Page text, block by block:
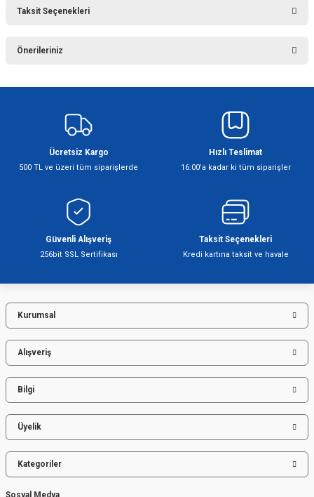
Taksit Seçenekleri
Önerileriniz
Görüş ve önerileriniz için teşekkür ederiz.
Ürün resmi kalitesiz, bozuk veya görüntülenemiyor.
Ürün bilgilerinde hatalar bulunuyor.
Ürün fiyatı diğer sitelerden daha pahalı.
Bu ürüne benzer farklı alternatifler olmalı.
Gönder
Ücretsiz Kargo
500 TL ve üzeri tüm siparişlerde
Hızlı Teslimat
16:00’a kadar ki tüm siparişler
Güvenli Alışveriş
256bit SSL Sertifikası
Taksit Seçenekleri
Kredi kartına taksit ve havale
Kurumsal
Alışveriş
Bilgi
Üyelik
Kategoriler
Sosyal Medya